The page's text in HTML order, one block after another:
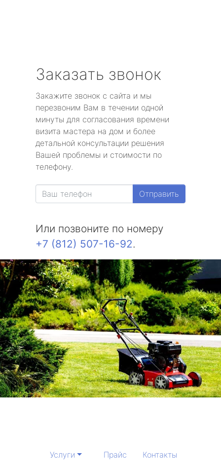
Заказать звонок
Закажите звонок с сайта и мы
перезвоним Вам в течении одной
минуты для согласования времени
визита мастера на дом и более
детальной консультации решения
Вашей проблемы и стоимости по
телефону.
Отправить
Или позвоните по номеру
+7 (812) 507-16-92.
Услуги Прайс Контакты